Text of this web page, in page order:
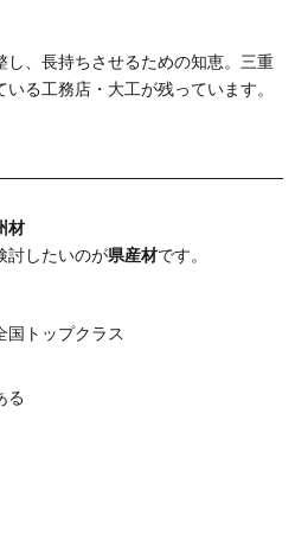
し、長持ちさせるための知恵。三重
る工務店・大工が残っています。
材
討したいのが県産材です。
国トップクラス
る